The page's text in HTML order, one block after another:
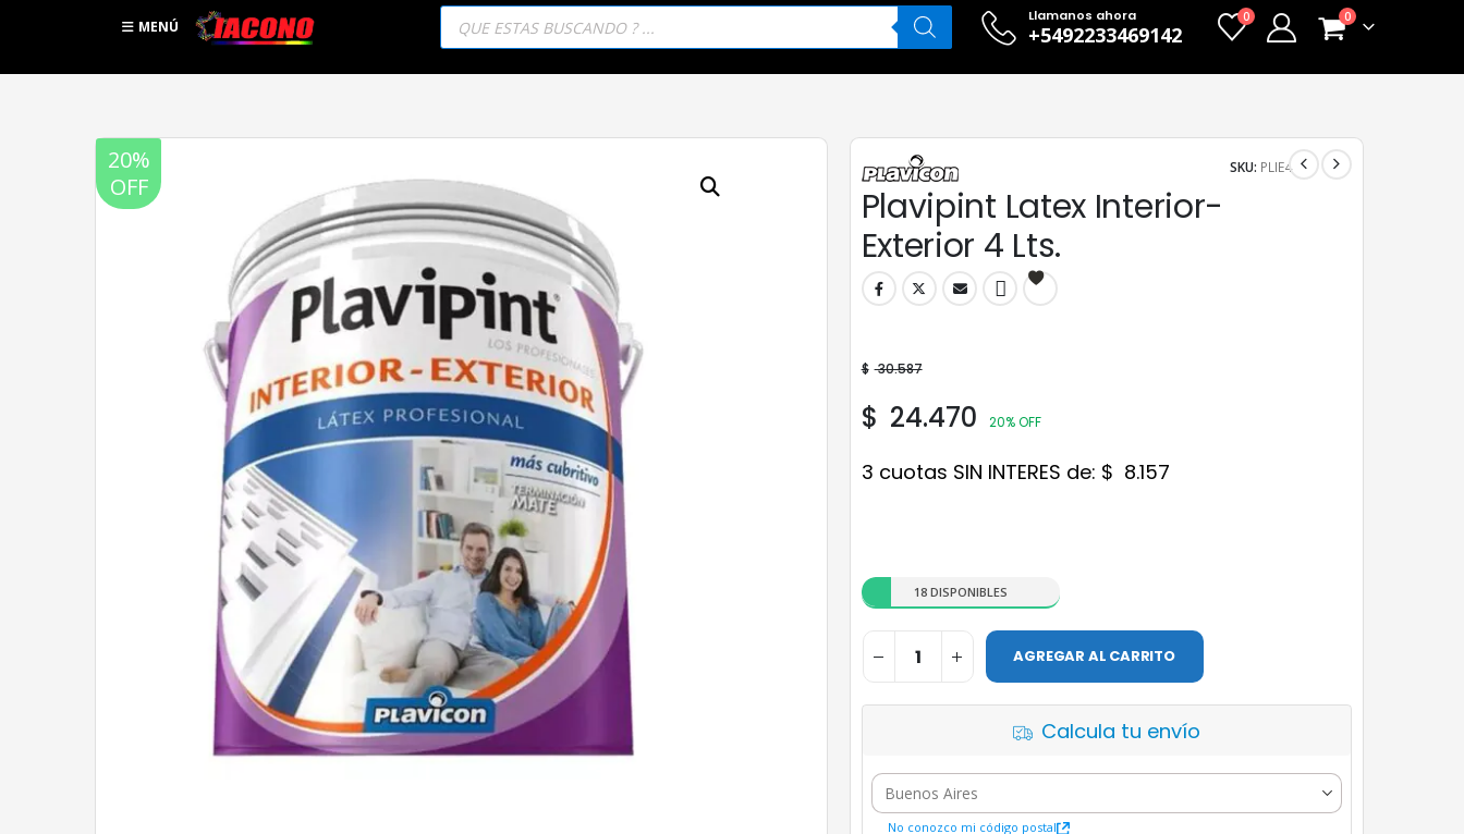
MENÚ
Búsqueda
productos
Llamanos ahora
+5492233469142
0 0
20%
OFF
Plavipint Latex Interior-
Exterior 4 Lts.
SKU: PLIE4
$ 30.587
$ 24.470 20% OFF
3 cuotas SIN INTERES de: $ 8.157
18 DISPONIBLES
AGREGAR AL CARRITO
Calcula tu envío
No conozco mi código postal